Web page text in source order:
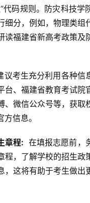
代码规则。防灾科技学
细分，例如，物理类组
读福建省新高考政策及
议考生充分利用各种信
台、福建省教育考试院
、微信公众号等，获取
信息。
章程:
在填报志愿前，
程，了解学校的招生政
，这将有助于考生做出